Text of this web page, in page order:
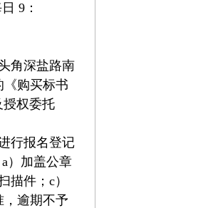
9：
角深盐路南
《购买标书
授权委托
行报名登记
）加盖公章
描件；c）
逾期不予